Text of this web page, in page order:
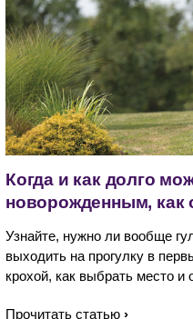
Когда и как долго
новорожденным, как
Узнайте, нужно ли вообще
выходить на прогулку в
крохой, как выбрать место
Прочитать статью